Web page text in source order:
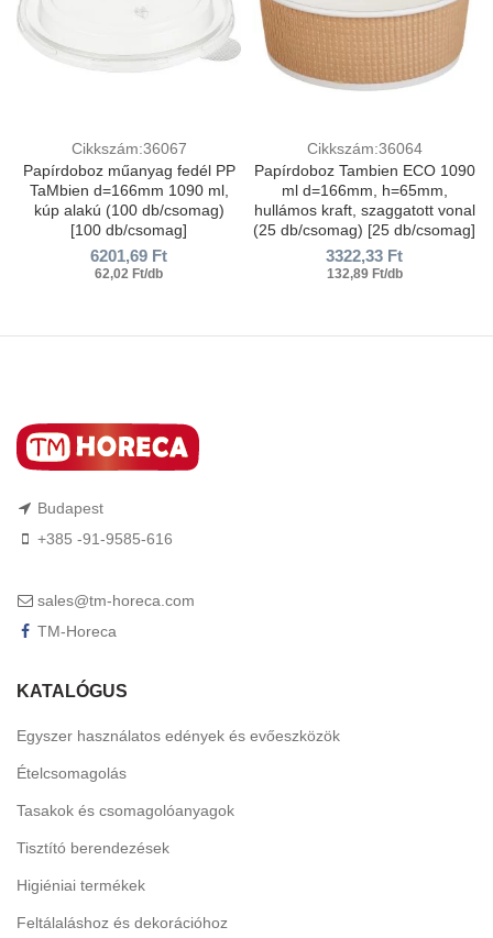
Cikkszám:36067
Papírdoboz műanyag fedél PP
TaMbien d=166mm 1090 ml,
kúp alakú (100 db/csomag)
[100 db/csomag]
6201,69 Ft
62,02 Ft/db
Cikkszám:36064
Papírdoboz Tambien ECO 1090
ml d=166mm, h=65mm,
hullámos kraft, szaggatott vonal
(25 db/csomag) [25 db/csomag]
3322,33 Ft
132,89 Ft/db
Budapest
+385 -91-9585-616
sales@tm-horeca.com
TM-Horeca
KATALÓGUS
Egyszer használatos edények és evőeszközök
Ételcsomagolás
Tasakok és csomagolóanyagok
Tisztító berendezések
Higiéniai termékek
Feltálaláshoz és dekorációhoz